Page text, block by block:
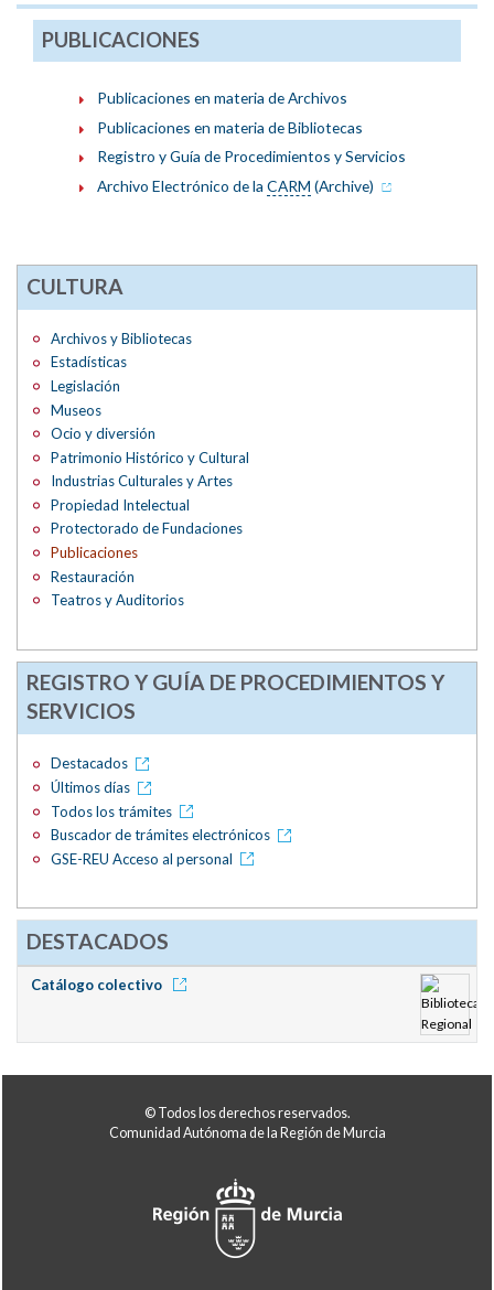
PUBLICACIONES
Publicaciones en materia de Archivos
Publicaciones en materia de Bibliotecas
Registro y Guía de Procedimientos y Servicios
Archivo Electrónico de la CARM (Archive)
CULTURA
Archivos y Bibliotecas
Estadísticas
Legislación
Museos
Ocio y diversión
Patrimonio Histórico y Cultural
Industrias Culturales y Artes
Propiedad Intelectual
Protectorado de Fundaciones
Publicaciones
Restauración
Teatros y Auditorios
REGISTRO Y GUÍA DE PROCEDIMIENTOS Y
SERVICIOS
Destacados
Últimos días
Todos los trámites
Buscador de trámites electrónicos
GSE-REU Acceso al personal
DESTACADOS
Catálogo colectivo
© Todos los derechos reservados.
Comunidad Autónoma de la Región de Murcia